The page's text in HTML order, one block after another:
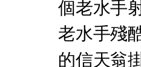
個老水手
老水手殘
的信天翁